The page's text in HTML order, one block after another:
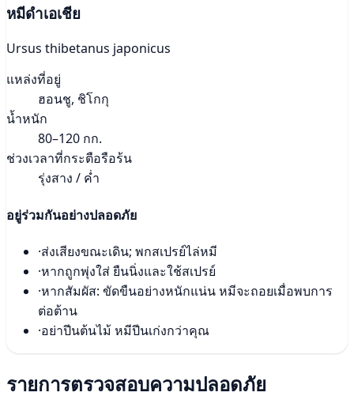
หมีดำเอเชีย
Ursus thibetanus japonicus
แหล่งที่อยู่
ฮอนชู, ชิโกกุ
น้ำหนัก
80–120 กก.
ช่วงเวลาที่กระตือรือร้น
รุ่งสาง / ค่ำ
อยู่ร่วมกันอย่างปลอดภัย
·ส่งเสียงขณะเดิน; พกสเปรย์ไล่หมี
·หากถูกพุ่งใส่ ยืนนิ่งและใช้สเปรย์
·หากสัมผัส: ขัดขืนอย่างหนักแน่น หมีจะถอยเมื่อพบการ
ต่อต้าน
·อย่าปีนต้นไม้ หมีปีนเก่งกว่าคุณ
รายการตรวจสอบความปลอดภัย